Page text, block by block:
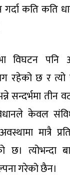
कति कति
विघटन
रहेको छ र त्यो
सन्दर्भमा तीन
केवल
मात्रै
छ। त्योभन्दा
गरेको छैन।